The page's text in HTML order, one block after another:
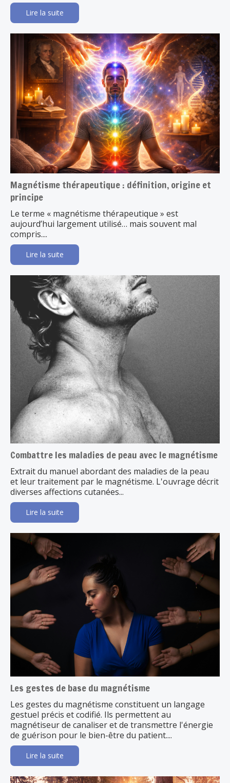
Lire la suite
Magnétisme thérapeutique : définition, origine et
principe
Le terme « magnétisme thérapeutique » est
aujourd’hui largement utilisé… mais souvent mal
compris....
Lire la suite
Combattre les maladies de peau avec le magnétisme
Extrait du manuel abordant des maladies de la peau
et leur traitement par le magnétisme. L'ouvrage décrit
diverses affections cutanées...
Lire la suite
Les gestes de base du magnétisme
Les gestes du magnétisme constituent un langage
gestuel précis et codifié. Ils permettent au
magnétiseur de canaliser et de transmettre l'énergie
de guérison pour le bien-être du patient....
Lire la suite